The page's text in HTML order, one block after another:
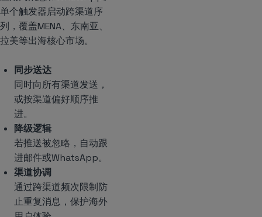
单个触发器启动跨渠道序
列，覆盖MENA、东南亚、
拉美等出海核心市场。
同步送达
同时向所有渠道发送，
或按渠道偏好顺序推
进。
降级逻辑
若推送被忽略，自动跟
进邮件或WhatsApp。
渠道协调
通过跨渠道频次限制防
止重复消息，保护海外